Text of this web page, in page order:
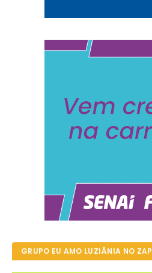
GRUPO EU AMO LUZIÂNIA NO ZAP